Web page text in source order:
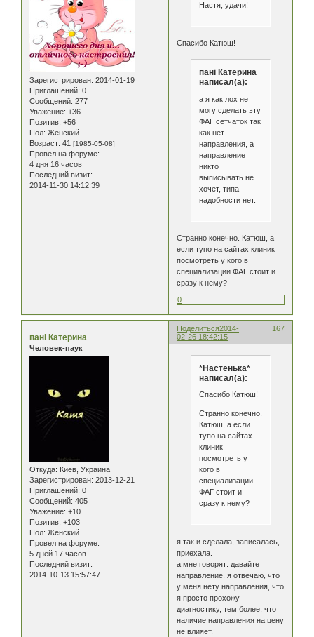
Зарегистрирован: 2014-01-19
Приглашений: 0
Сообщений: 277
Уважение: +36
Позитив: +56
Пол: Женский
Возраст: 41 [1985-05-08]
Провел на форуме:
4 дня 16 часов
Последний визит:
2014-11-30 14:12:39
Настя, удачи!
Спасибо Катюш!
пані Катерина
написал(а):
а я как лох не
могу сделать эту
ФАГ сетчаток так
как нет
направления, а
направление
никто
выписывать не
хочет, типа
надобности нет.
Странно конечно. Катюш, а
если тупо на сайтах клиник
посмотреть у кого в
специализации ФАГ стоит и
сразу к нему?
0
Поделиться 167
2014-
02-26 18:42:15
пані Катерина
Человек-паук
Откуда: Киев, Украина
Зарегистрирован: 2013-12-21
Приглашений: 0
Сообщений: 405
Уважение: +10
Позитив: +103
Пол: Женский
Провел на форуме:
5 дней 17 часов
Последний визит:
2014-10-13 15:57:47
*Настенька*
написал(а):
Спасибо Катюш!
Странно конечно.
Катюш, а если
тупо на сайтах
клиник
посмотреть у
кого в
специализации
ФАГ стоит и
сразу к нему?
я так и сделала, записалась,
приехала.
а мне говорят: давайте
направление. я отвечаю, что
у меня нету направления, что
я просто прохожу
диагностику, тем более, что
наличие направления на цену
не влияет.